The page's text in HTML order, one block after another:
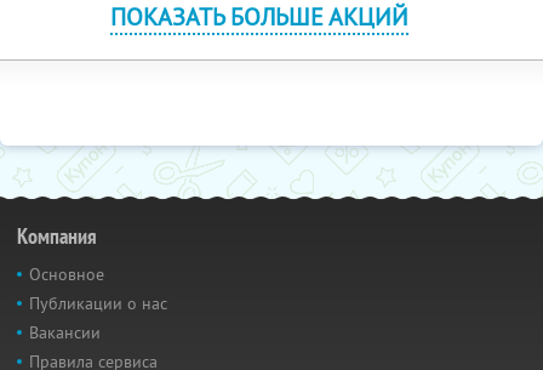
ПОКАЗАТЬ БОЛЬШЕ АКЦИЙ
Компания
Основное
Публикации о нас
Вакансии
Правила сервиса